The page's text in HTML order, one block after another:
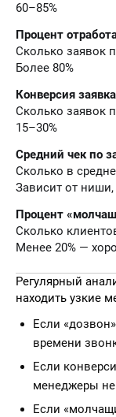
60–85%
Процент
Сколько заявок
Более 80%
Конверсия
Сколько заявок
15–30%
Средний чек по
Сколько в
Зависит от
Процент
Сколько
Менее 20% —
Регулярный
находить узкие
Если
времени
Если
менеджеры
Если